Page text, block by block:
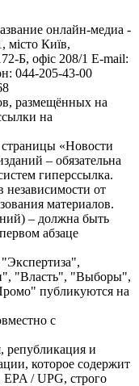
онлайн-медиа -
місто Київ,
Б, офіс 208/1 E-mail:
044-205-43-00
размещённых на
на
«Новости
– обязательна
гиперссылка.
от
материалов.
– должна быть
абзаце
"Власть", "Выборы",
публикуются на
с
републикация и
которое содержит
/ UPG, строго